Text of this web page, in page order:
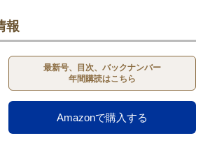
報
最新号、目次、バックナンバー
年間購読はこちら
Amazonで購入する